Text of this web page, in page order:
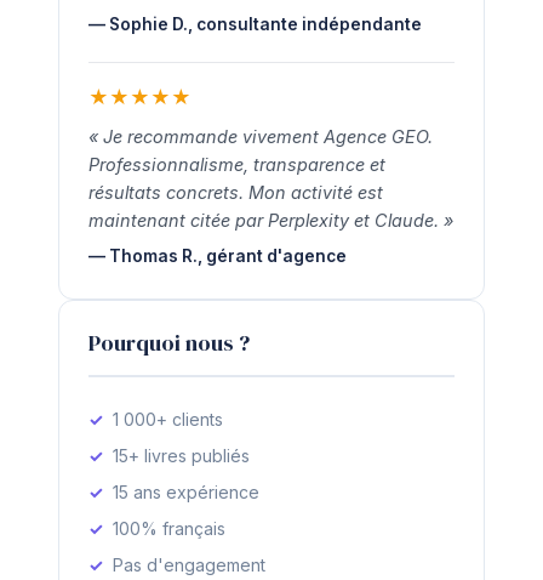
— Sophie D., consultante indépendante
★ ★ ★ ★ ★
« Je recommande vivement Agence GEO.
Professionnalisme, transparence et
résultats concrets. Mon activité est
maintenant citée par Perplexity et Claude. »
— Thomas R., gérant d'agence
Pourquoi nous ?
1 000+ clients
15+ livres publiés
15 ans expérience
100% français
Pas d'engagement